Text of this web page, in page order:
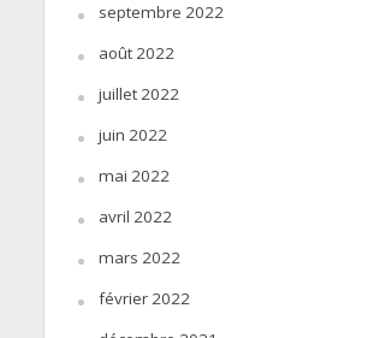
septembre 2022
août 2022
juillet 2022
juin 2022
mai 2022
avril 2022
mars 2022
février 2022